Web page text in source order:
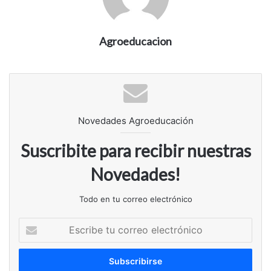
Agroeducacion
Novedades Agroeducación
Suscribite para recibir nuestras
Novedades!
Todo en tu correo electrónico
correo